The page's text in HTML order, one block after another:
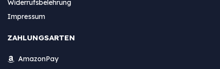
Widerrufsbelehrung
Impressum
ZAHLUNGSARTEN
AmazonPay